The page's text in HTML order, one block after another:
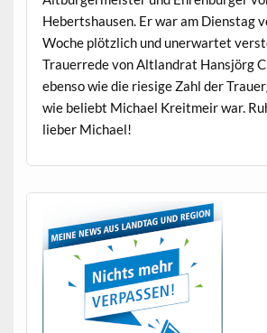
Hebertshausen. Er war am Dien­stag
Woche plöt­zlich und uner­wartet
Trauerrede von Alt­landrat Han­sjörg
eben­so wie die riesige Zahl der
wie beliebt Michael Kre­it­meir war.
lieber Michael!